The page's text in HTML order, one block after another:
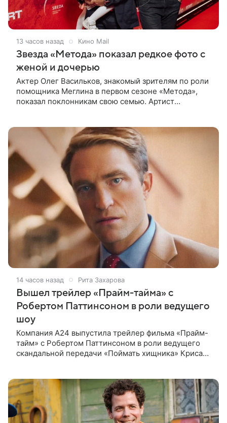
13 часов назад Кино Mail
Звезда «Метода» показал редкое фото с
женой и дочерью
Актер Олег Васильков, знакомый зрителям по роли
помощника Меглина в первом сезоне «Метода»,
показал поклонникам свою семью. Артист
14 часов назад Рита Захарова
Вышел трейлер «Прайм-тайма» с
Робертом Паттинсоном в роли ведущего
шоу
Компания A24 выпустила трейлер фильма «Прайм-
тайм» с Робертом Паттинсоном в роли ведущего
скандальной передачи «Поймать хищника» Криса